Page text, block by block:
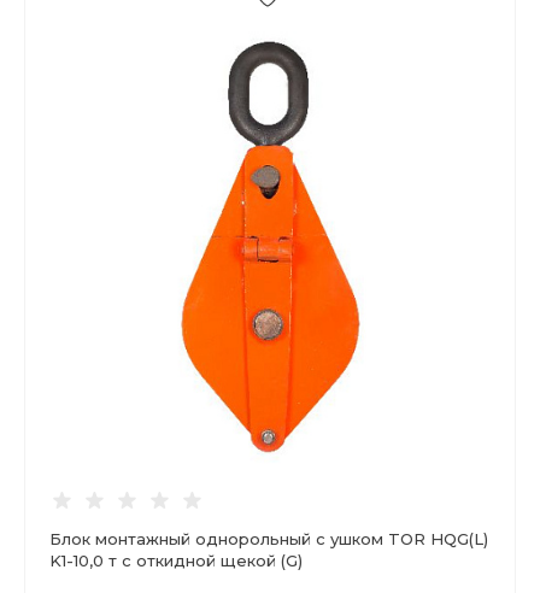
Блок монтажный однорольный с ушком TOR HQG(L)
K1-10,0 т с откидной щекой (G)